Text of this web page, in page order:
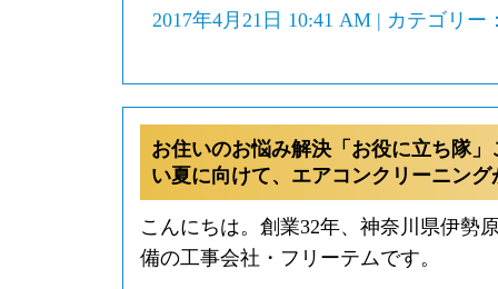
2017年4月21日 10:41 AM | カテゴリー
お住いのお悩み解決「お役に立ち隊
い夏に向けて、エアコンクリーニン
こんにちは。創業32年、神奈川県伊勢
備の工事会社・フリーテムです。